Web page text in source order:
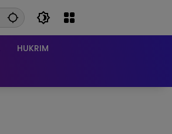
HUKRIM